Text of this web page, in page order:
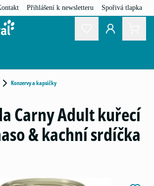
Přihlášení k newsletteru Spořivá tlapka
Konzervy a kapsičky
Carny Adult kuřecí
& kachní srdíčka